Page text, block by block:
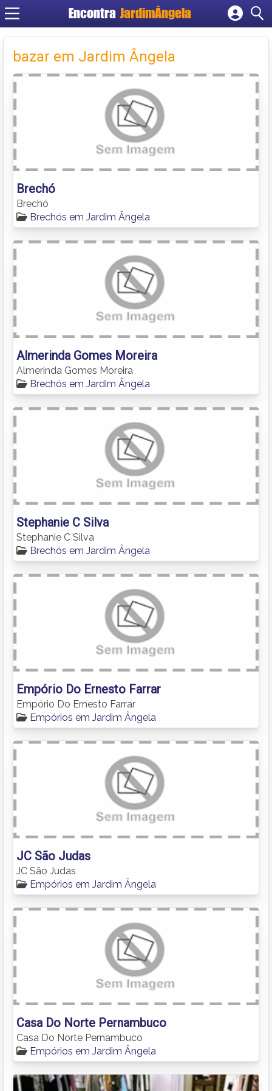
EncontraJardimÂngela
Cadastrar empresa
Fazer login
Criar conta
bazar em Jardim Ângela
Brechó
Brechó
Brechós em Jardim Ângela
Almerinda Gomes Moreira
Almerinda Gomes Moreira
Brechós em Jardim Ângela
Stephanie C Silva
Stephanie C Silva
Brechós em Jardim Ângela
Empório Do Ernesto Farrar
Empório Do Ernesto Farrar
Empórios em Jardim Ângela
JC São Judas
JC São Judas
Empórios em Jardim Ângela
Casa Do Norte Pernambuco
Casa Do Norte Pernambuco
Empórios em Jardim Ângela